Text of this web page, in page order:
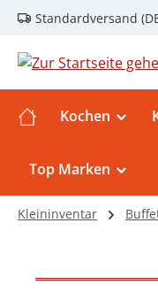
Hauptinhalt springen
Zur Suche springen
ZurStandardversand
Kochen
Top Marken
Kleininventar